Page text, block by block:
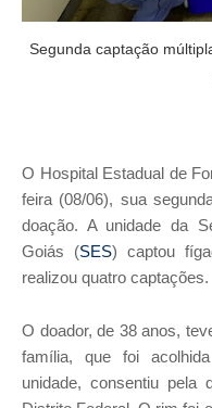
Segunda captação
O Hospital Estadual de
feira (08/06), sua
doação. A unidade da
Goiás (SES) captou
realizou quatro captações.
O doador, de 38 anos,
família, que foi
unidade, consentiu pela